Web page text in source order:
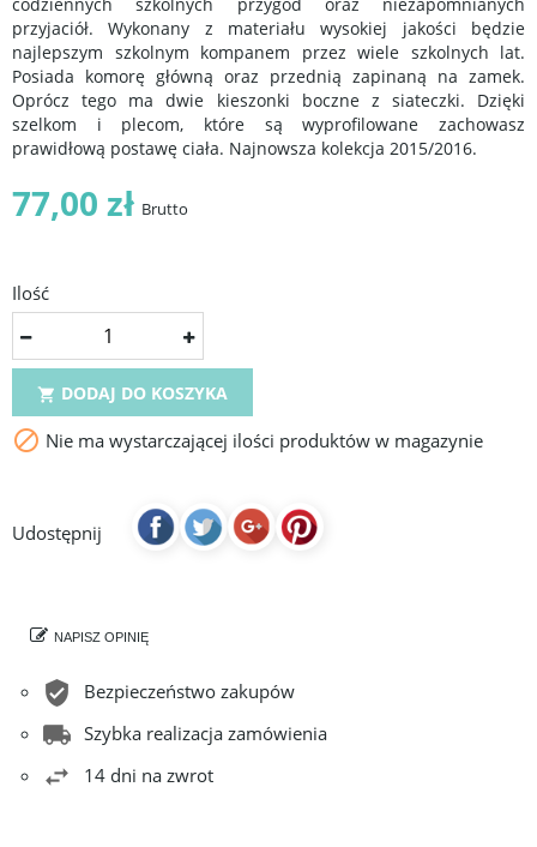
codziennych szkolnych przygód oraz niezapomnianych
przyjaciół. Wykonany z materiału wysokiej jakości będzie
najlepszym szkolnym kompanem przez wiele szkolnych lat.
Posiada komorę główną oraz przednią zapinaną na zamek.
Oprócz tego ma dwie kieszonki boczne z siateczki. Dzięki
szelkom i plecom, które są wyprofilowane zachowasz
prawidłową postawę ciała. Najnowsza kolekcja 2015/2016.
77,00 zł Brutto
Ilość
 DODAJ DO KOSZYKA
 Nie ma wystarczającej ilości produktów w magazynie
Udostępnij
NAPISZ OPINIĘ
Bezpieczeństwo zakupów
Szybka realizacja zamówienia
14 dni na zwrot